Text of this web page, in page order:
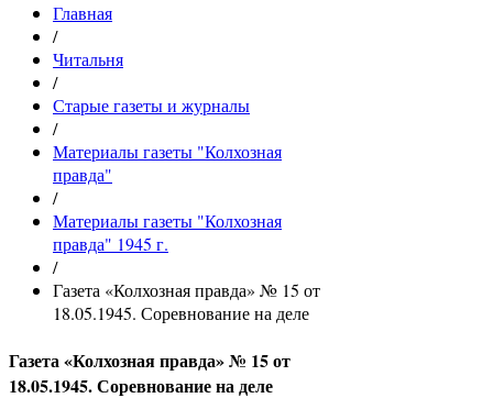
Главная
/
Читальня
/
Старые газеты и журналы
/
Материалы газеты "Колхозная
правда"
/
Материалы газеты "Колхозная
правда" 1945 г.
/
Газета «Колхозная правда» № 15 от
18.05.1945. Соревнование на деле
Газета «Колхозная правда» № 15 от
18.05.1945. Соревнование на деле